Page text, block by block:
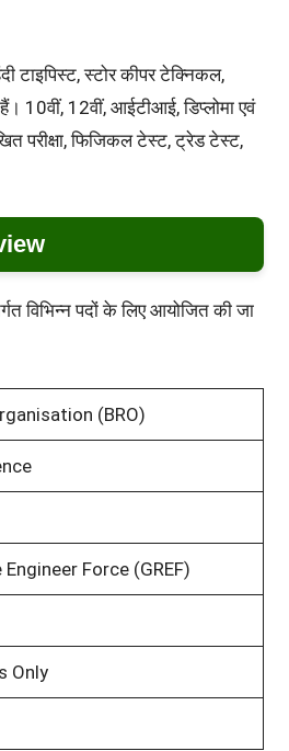
टाइपिस्ट, स्टोर कीपर टेक्निकल,
12वीं, आईटीआई, डिप्लोमा एवं
परीक्षा, फिजिकल टेस्ट, ट्रेड टेस्ट,
विभिन्न पदों के लिए आयोजित की जा
(BRO)
Force (GREF)
Only